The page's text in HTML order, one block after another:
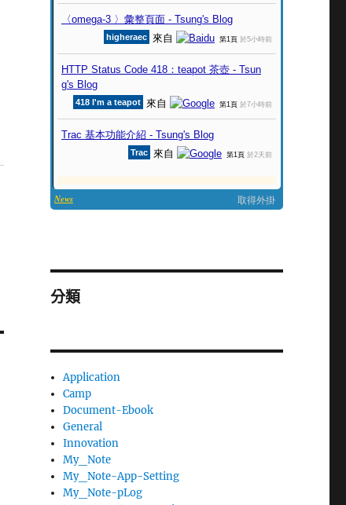
分類
Application
Camp
Document-Ebook
General
Innovation
My_Note
My_Note-App-Setting
My_Note-pLog